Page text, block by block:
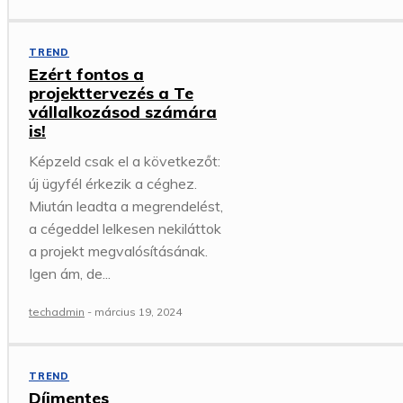
TREND
Ezért fontos a
projekttervezés a Te
vállalkozásod számára
is!
Képzeld csak el a következőt:
új ügyfél érkezik a céghez.
Miután leadta a megrendelést,
a cégeddel lelkesen nekiláttok
a projekt megvalósításának.
Igen ám, de...
techadmin - március 19, 2024
TREND
Díjmentes